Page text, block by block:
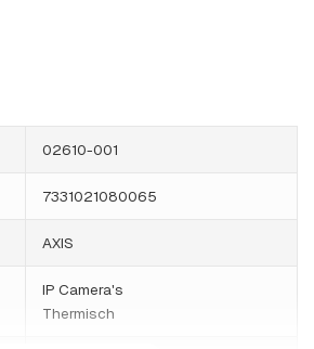
02610-001
7331021080065
AXIS
IP Camera's
Thermisch